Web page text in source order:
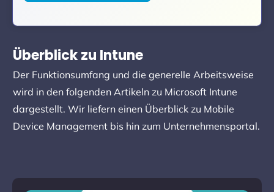
Überblick zu Intune
Der Funktionsumfang und die generelle Arbeitsweise
wird in den folgenden Artikeln zu Microsoft Intune
dargestellt. Wir liefern einen Überblick zu Mobile
Device Management bis hin zum Unternehmensportal.